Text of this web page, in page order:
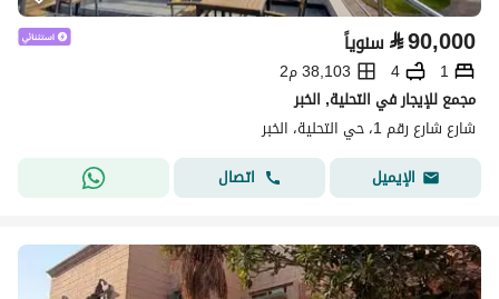
⃁90,000 سنوياً
1
4
38,103 م2
مجمع للإيجار في التحلية, الخبر
شارع شارع رقم 1، حي التحلية، الخبر
الإيميل
اتصال